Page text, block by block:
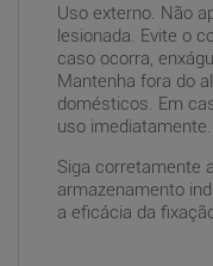
Uso externo. Não
lesionada. Evite o
caso ocorra,
Mantenha fora do
domésticos. Em
uso imediatamente.
Siga corretamente
armazenamento
a eficácia da